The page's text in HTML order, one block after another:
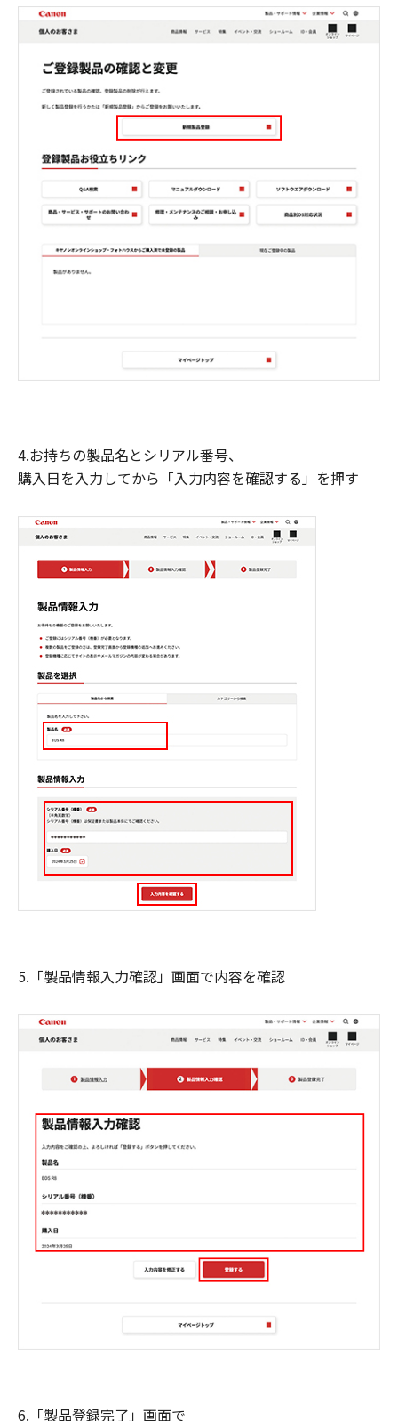
4.お持ちの製品名とシリアル番号、
購入日を入力してから「入力内容を確認する」を押す
5.「製品情報入力確認」画面で内容を確認
6.「製品登録完了」画面で